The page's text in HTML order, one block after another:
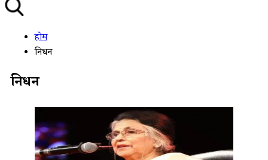
होम
निधन
निधन